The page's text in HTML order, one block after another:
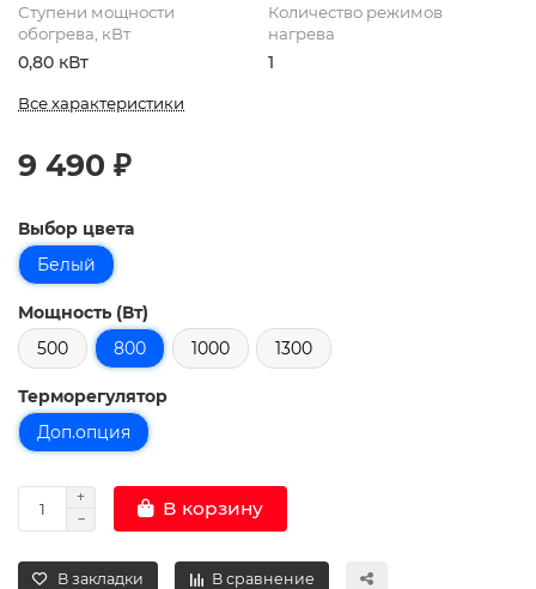
Ступени мощности
обогрева, кВт
0,80 кВт
Количество режимов
нагрева
1
Все характеристики
9 490 ₽
Выбор цвета
Белый
Мощность (Вт)
500
800 1000 1300
Терморегулятор
Доп.опция
В корзину
В закладки В сравнение